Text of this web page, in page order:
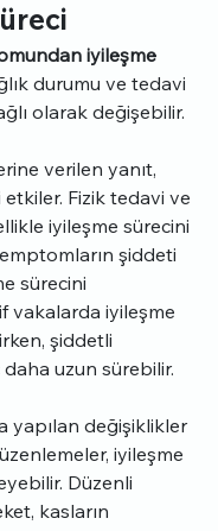
iyileşme
durumu ve tedavi
olarak değişebilir.
verilen yanıt,
Fizik tedavi ve
iyileşme sürecini
şiddeti
sürecini
vakalarda iyileşme
şiddetli
uzun sürebilir.
yapılan değişiklikler
iyileşme
Düzenli
kasların